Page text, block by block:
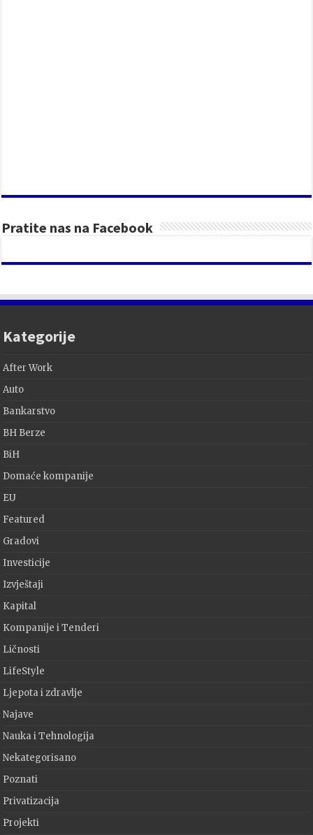
Pratite nas na Facebook
Kategorije
After Work
Auto
Bankarstvo
BH Berze
BiH
Domaće kompanije
EU
Featured
Gradovi
Investicije
Izvještaji
Kapital
Kompanije i Tenderi
Ličnosti
LifeStyle
Ljepota i zdravlje
Najave
Nauka i Tehnologija
Nekategorisano
Poznati
Privatizacija
Projekti